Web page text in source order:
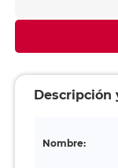
Descripción
Nombre: